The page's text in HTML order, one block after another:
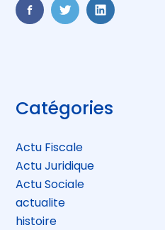
FaceBook
TwitterLinkedIn
Blog
sidebar
Catégories
Actu Fiscale
Actu Juridique
Actu Sociale
actualite
histoire